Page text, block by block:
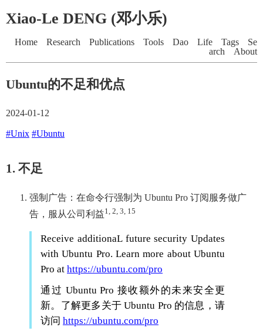
Xiao-Le DENG (邓小乐)
Home Research Publications Tools Dao Life Tags
Se
arch
About
Ubuntu的不足和优点
2024-01-12
#Unix #Ubuntu
1. 不足
强制广告：在命令行强制为 Ubuntu Pro 订阅服务做广
告，服从公司利益1, 2, 3, 15
Receive additionaL future security Updates
with Ubuntu Pro. Learn more about Ubuntu
Pro at https://ubuntu.com/pro
通过 Ubuntu Pro 接收额外的未来安全更
新。了解更多关于 Ubuntu Pro 的信息，请
访问 https://ubuntu.com/pro